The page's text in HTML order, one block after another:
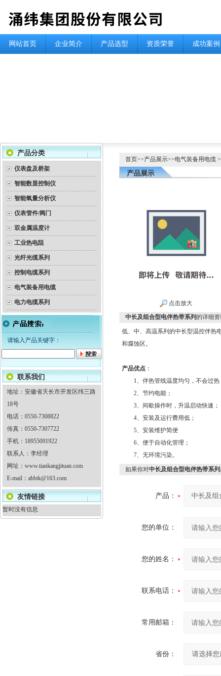
网站首页 企业简介 产品选型 资质荣誉 成功案例
产品分类
仪表盘及桥架
智能数显控制仪
智能氧量分析仪
仪表管件/阀门
双金属温度计
工业热电阻
光纤光缆系列
控制电缆系列
电气装备用电缆
电力电缆系列
请输入产品关键字：
联系我们
地址：安徽省天长市开发区纬三路
18号
电话：0550-7308822
传真：0550-7307722
手机：18955091922
联系人：李经理
网址： www.tiankangjituan.com
E-mail： abbtk@163.com
友情链接
暂时没有信息
首页>>产品展示>>电气装备用电缆
产品展示
点击放大
中长及组合型电伴热带系列的详细
低、中、高温系列的中长型温控伴热
和腐蚀区。
产品优点：
1、伴热管线温度均匀，不会过热
2、节约电能；
3、间歇操作时，升温启动快速；
4、安装及运行费用低；
5、安装维护简便
6、便于自动化管理；
7、无环境污染。
如果你对中长及组合型电伴热带系列
产品：
您的单位：
您的姓名：
联系电话：
常用邮箱：
省份：